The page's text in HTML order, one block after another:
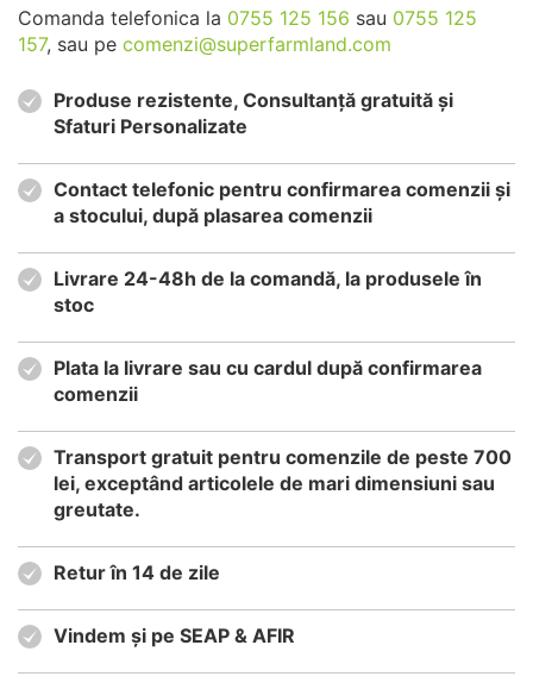
Comanda telefonica la 0755 125 156 sau 0755 125
157, sau pe comenzi@superfarmland.com
Produse rezistente, Consultanță gratuită și
Sfaturi Personalizate
Contact telefonic pentru confirmarea comenzii și
a stocului, după plasarea comenzii
Livrare 24-48h de la comandă, la produsele în
stoc
Plata la livrare sau cu cardul după confirmarea
comenzii
Transport gratuit pentru comenzile de peste 700
lei, exceptând articolele de mari dimensiuni sau
greutate.
Retur în 14 de zile
Vindem și pe SEAP & AFIR